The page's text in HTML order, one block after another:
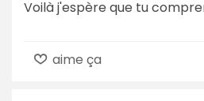
Voilà j'espère que tu
aime ça